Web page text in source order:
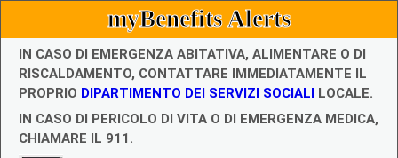
myBenefits Alerts
IN CASO DI EMERGENZA ABITATIVA, ALIMENTARE O DI
RISCALDAMENTO, CONTATTARE IMMEDIATAMENTE IL
PROPRIO DIPARTIMENTO DEI SERVIZI SOCIALI LOCALE.
IN CASO DI PERICOLO DI VITA O DI EMERGENZA MEDICA,
CHIAMARE IL 911.